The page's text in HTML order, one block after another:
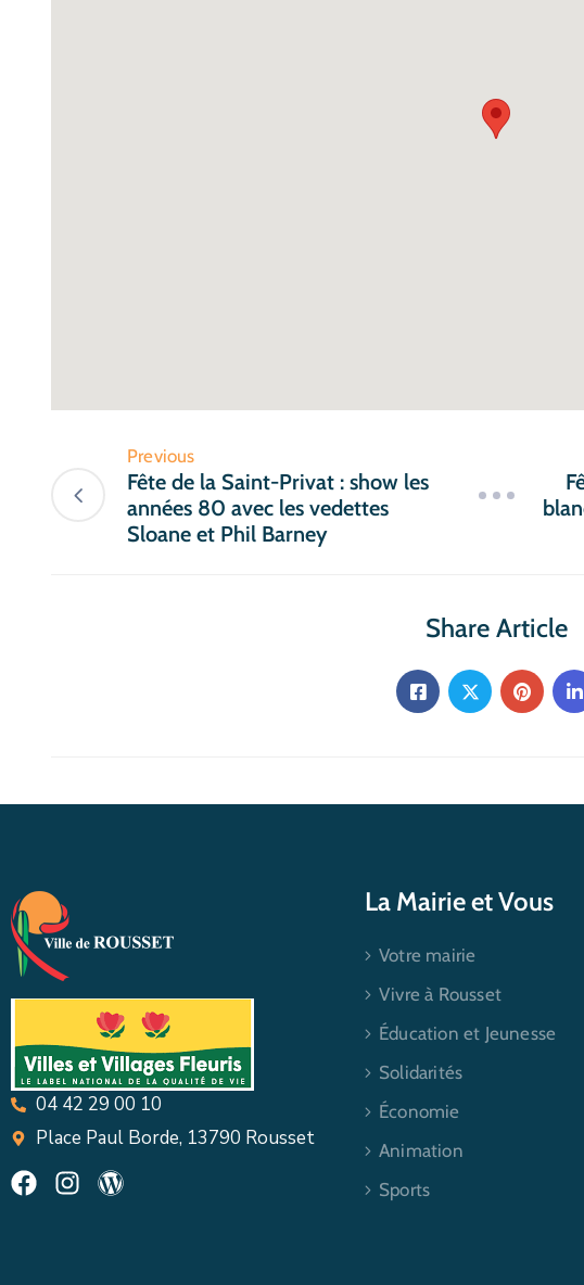
Previous
Fête de la Saint-Privat : show les
années 80 avec les vedettes
Sloane et Phil Barney
Share Article
04 42 29 00 10
Place Paul Borde, 13790 Rousset
La Mairie et Vous
Votre mairie
Vivre à Rousset
Éducation et Jeunesse
Solidarités
Économie
Animation
Sports